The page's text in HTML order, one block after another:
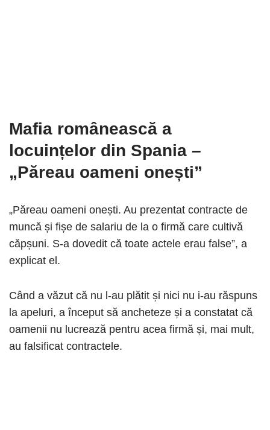
Mafia românească a
locuințelor din Spania –
„Păreau oameni onești”
„Păreau oameni onești. Au prezentat contracte de
muncă și fișe de salariu de la o firmă care cultivă
căpșuni. S-a dovedit că toate actele erau false”, a
explicat el.
Când a văzut că nu l-au plătit și nici nu i-au răspuns
la apeluri, a început să ancheteze și a constatat că
oamenii nu lucrează pentru acea firmă și, mai mult,
au falsificat contractele.